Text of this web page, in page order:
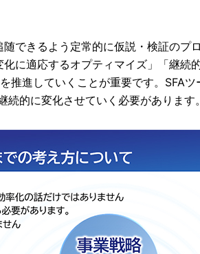
できるよう定常的に仮説・検証のプ
に適応するオプティマイズ」「継続
推進していくことが重要です。SFA
的に変化させていく必要があります。